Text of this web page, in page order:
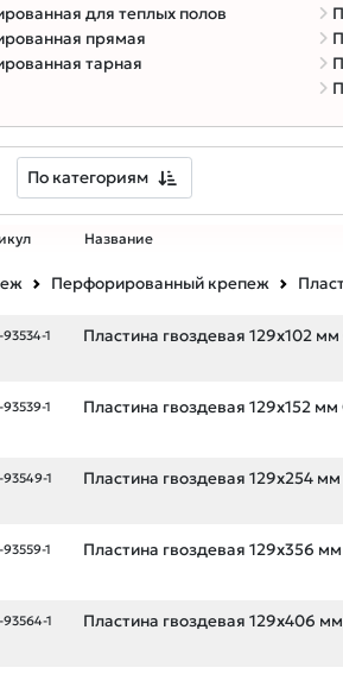
для теплых полов
прямая
тарная
По категориям
Название
Перфорированный крепеж
1 Пластина гвоздевая 129х102 мм
1 Пластина гвоздевая 129х152 мм
93549-1 Пластина гвоздевая 129х254 мм
1 Пластина гвоздевая 129х356 мм
93564-1 Пластина гвоздевая 129х406 мм